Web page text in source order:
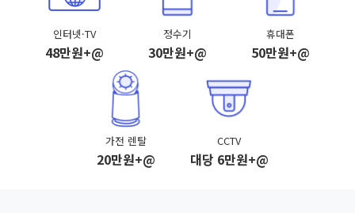
인터넷·TV
48만원+@
정수기
30만원+@
휴대폰
50만원+@
가전 렌탈
20만원+@
CCTV
대당 6만원+@